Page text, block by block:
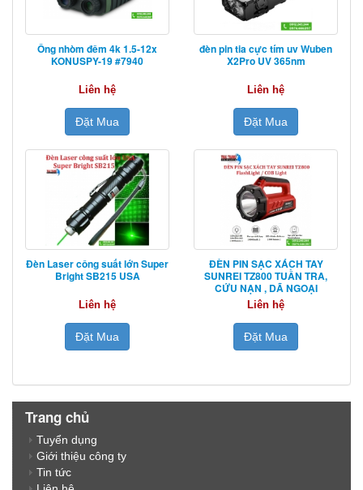
Ống nhòm đêm 4k 1.5-12x
KONUSPY-19 #7940
Liên hệ
Đặt Mua
đèn pin tia cực tím uv Wuben
X2Pro UV 365nm
Liên hệ
Đặt Mua
Đèn Laser công suất lớn Super
Bright SB215 USA
Liên hệ
Đặt Mua
ĐÈN PIN SẠC XÁCH TAY
SUNREI TZ800 TUẦN TRA,
CỨU NẠN , DÃ NGOẠI
Liên hệ
Đặt Mua
Trang chủ
Tuyển dụng
Giới thiệu công ty
Tin tức